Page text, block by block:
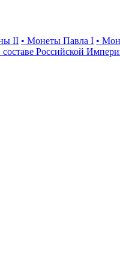
II • Монеты Павла I •
Российской